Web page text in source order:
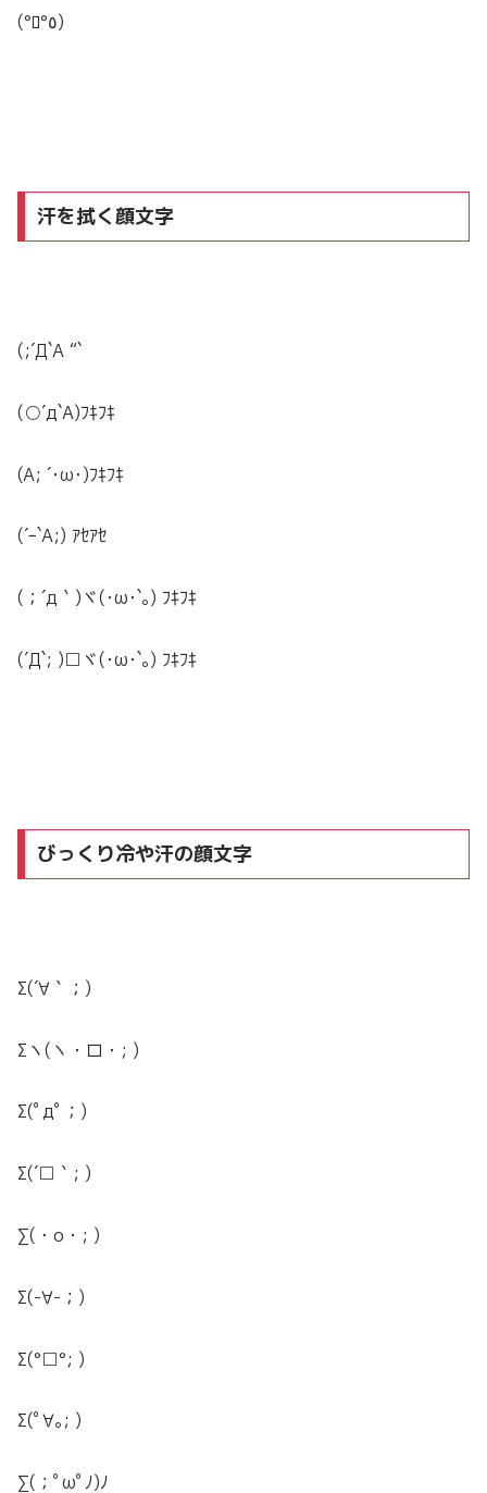
(°ﾛ°٥)
汗を拭く顔文字
(;´Д`A “`
(○´д`A)ﾌｷﾌｷ
(A; ´･ω･)ﾌｷﾌｷ
(´ｰ`A;) ｱｾｱｾ
(；´д｀)ヾ(･ω･`｡) ﾌｷﾌｷ
(´Д`; )□ヾ(･ω･`｡) ﾌｷﾌｷ
びっくり冷や汗の顔文字
Σ(´∀｀；)
Σヽ(ヽ・ロ・; )
Σ(ﾟдﾟ；)
Σ(´□｀; )
∑(・o・; )
Σ(-∀-；)
Σ(°□°; )
Σ(ﾟ∀｡; )
∑(；ﾟωﾟﾉ)ﾉ